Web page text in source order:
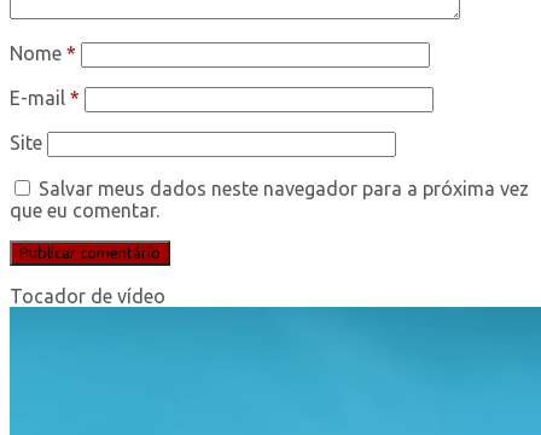
Nome *
E-mail *
Site
Salvar meus dados neste navegador para a próxima vez
que eu comentar.
Tocador de vídeo